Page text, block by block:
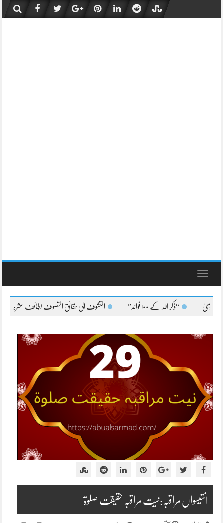
content
Toggle
“ذکر اللہ کے ۱۰۰ فوائد” التشوف الی حقائق التصوف لطائف عشرہ کا بیان
انتیسواں مراقبہ:نیت مراقبہ حقیقت صلوۃ